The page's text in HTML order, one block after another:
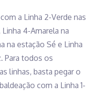
a Linha 2-Verde nas
4-Amarela na
na estação Sé e Linha
Para todos os
linhas, basta pegar o
com a Linha 1-